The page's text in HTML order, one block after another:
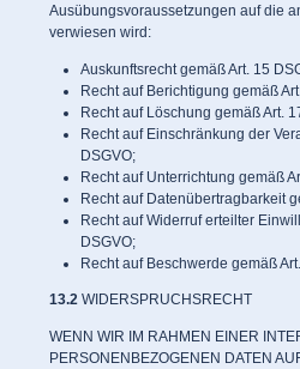
Ausübungsvoraussetzungen auf die
verwiesen wird:
Auskunftsrecht gemäß Art. 15
Recht auf Berichtigung gemäß
Recht auf Löschung gemäß Art.
Recht auf Einschränkung der
DSGVO;
Recht auf Unterrichtung gemäß
Recht auf Datenübertragbarkeit
Recht auf Widerruf erteilter
DSGVO;
Recht auf Beschwerde gemäß
13.2 WIDERSPRUCHSRECHT
WENN WIR IM RAHMEN EINER
PERSONENBEZOGENEN DATEN